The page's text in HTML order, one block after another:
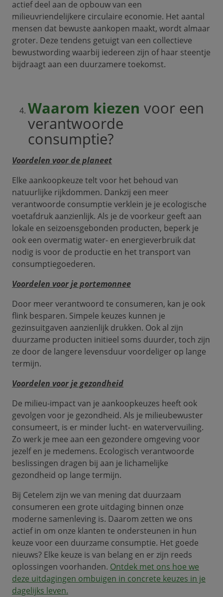
actief deel aan de opbouw van een
milieuvriendelijkere circulaire economie. Het aantal
mensen dat bewuste aankopen maakt, wordt almaar
groter. Deze tendens getuigt van een collectieve
bewustwording waarbij iedereen zijn of haar steentje
bijdraagt aan een duurzamere toekomst.
Waarom kiezen voor een
verantwoorde
consumptie?
Voordelen voor de planeet
Elke aankoopkeuze telt voor het behoud van
natuurlijke rijkdommen. Dankzij een meer
verantwoorde consumptie verklein je je ecologische
voetafdruk aanzienlijk. Als je de voorkeur geeft aan
lokale en seizoensgebonden producten, beperk je
ook een overmatig water- en energieverbruik dat
nodig is voor de productie en het transport van
consumptiegoederen.
Voordelen voor je portemonnee
Door meer verantwoord te consumeren, kan je ook
flink besparen. Simpele keuzes kunnen je
gezinsuitgaven aanzienlijk drukken. Ook al zijn
duurzame producten initieel soms duurder, toch zijn
ze door de langere levensduur voordeliger op lange
termijn.
Voordelen voor je gezondheid
De milieu-impact van je aankoopkeuzes heeft ook
gevolgen voor je gezondheid. Als je milieubewuster
consumeert, is er minder lucht- en watervervuiling.
Zo werk je mee aan een gezondere omgeving voor
jezelf en je medemens. Ecologisch verantwoorde
beslissingen dragen bij aan je lichamelijke
gezondheid op lange termijn.
Bij Cetelem zijn we van mening dat duurzaam
consumeren een grote uitdaging binnen onze
moderne samenleving is. Daarom zetten we ons
actief in om onze klanten te ondersteunen in hun
keuze voor een duurzame consumptie. Het goede
nieuws? Elke keuze is van belang en er zijn reeds
oplossingen voorhanden. Ontdek met ons hoe we
deze uitdagingen ombuigen in concrete keuzes in je
dagelijks leven.